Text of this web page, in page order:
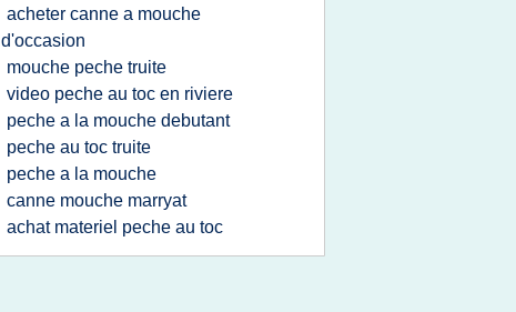
acheter canne a mouche
d'occasion
mouche peche truite
video peche au toc en riviere
peche a la mouche debutant
peche au toc truite
peche a la mouche
canne mouche marryat
achat materiel peche au toc